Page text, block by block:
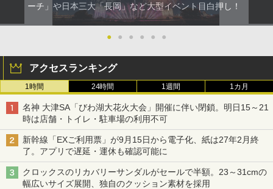
ーチ」や日本三大「長岡」など大型イベント目白押し！
● ● ● ● ● ●
アクセスランキング
1時間 24時間 1週間 1カ月
名神 大津SA「びわ湖大花火大会」開催に伴い閉鎖。明日15～21
時は店舗・トイレ・駐車場の利用不可
新幹線「EXご利用票」が9月15日から電子化、紙は27年2月終
了。アプリで遅延・運休も確認可能に
クロックスのリカバリーサンダルがセールで半額。23～31cmの
幅広いサイズ展開、独自のクッション素材を採用